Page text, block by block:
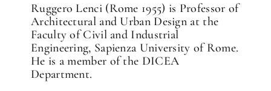
Ruggero Lenci (Rome 1955) is Professor of
Architectural and Urban Design at the
Faculty of Civil and Industrial
Engineering, Sapienza University of Rome.
He is a member of the DICEA
Department.